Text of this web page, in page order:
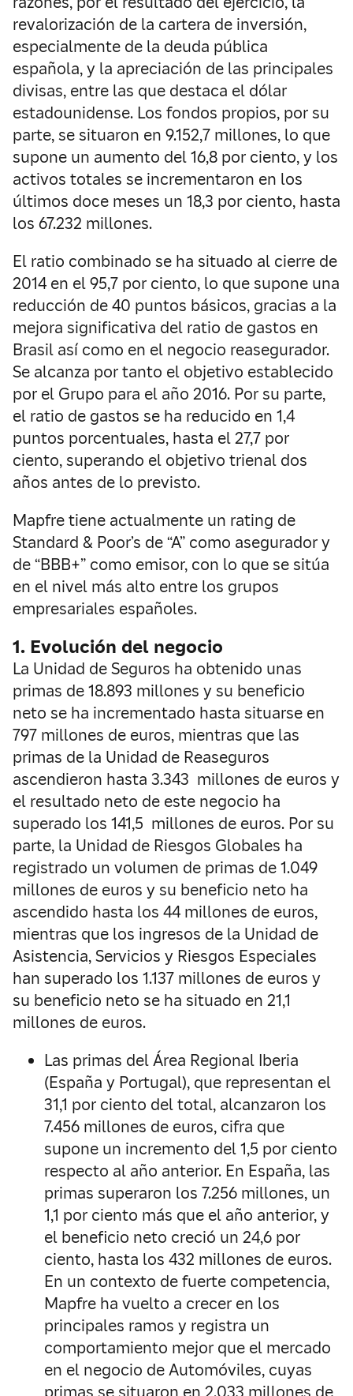
revalorización de la cartera de inversión,
especialmente de la deuda pública
española, y la apreciación de las principales
divisas, entre las que destaca el dólar
estadounidense. Los fondos propios, por su
parte, se situaron en 9.152,7 millones, lo que
supone un aumento del 16,8 por ciento, y los
activos totales se incrementaron en los
últimos doce meses un 18,3 por ciento, hasta
los 67.232 millones.
El ratio combinado se ha situado al cierre de
2014 en el 95,7 por ciento, lo que supone una
reducción de 40 puntos básicos, gracias a la
mejora significativa del ratio de gastos en
Brasil así como en el negocio reasegurador.
Se alcanza por tanto el objetivo establecido
por el Grupo para el año 2016. Por su parte,
el ratio de gastos se ha reducido en 1,4
puntos porcentuales, hasta el 27,7 por
ciento, superando el objetivo trienal dos
años antes de lo previsto.
Mapfre tiene actualmente un rating de
Standard & Poor’s de “A” como asegurador y
de “BBB+” como emisor, con lo que se sitúa
en el nivel más alto entre los grupos
empresariales españoles.
1. Evolución del negocio
La Unidad de Seguros ha obtenido unas
primas de 18.893 millones y su beneficio
neto se ha incrementado hasta situarse en
797 millones de euros, mientras que las
primas de la Unidad de Reaseguros
ascendieron hasta 3.343 millones de euros y
el resultado neto de este negocio ha
superado los 141,5 millones de euros. Por su
parte, la Unidad de Riesgos Globales ha
registrado un volumen de primas de 1.049
millones de euros y su beneficio neto ha
ascendido hasta los 44 millones de euros,
mientras que los ingresos de la Unidad de
Asistencia, Servicios y Riesgos Especiales
han superado los 1.137 millones de euros y
su beneficio neto se ha situado en 21,1
millones de euros.
Las primas del Área Regional Iberia
(España y Portugal), que representan el
31,1 por ciento del total, alcanzaron los
7.456 millones de euros, cifra que
supone un incremento del 1,5 por ciento
respecto al año anterior. En España, las
primas superaron los 7.256 millones, un
1,1 por ciento más que el año anterior, y
el beneficio neto creció un 24,6 por
ciento, hasta los 432 millones de euros.
En un contexto de fuerte competencia,
Mapfre ha vuelto a crecer en los
principales ramos y registra un
comportamiento mejor que el mercado
en el negocio de Automóviles, cuyas